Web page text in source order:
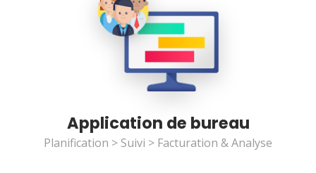
Application de bureau
Planification > Suivi > Facturation & Analyse